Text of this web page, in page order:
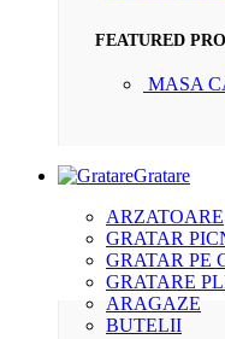
FEATURED
MASA
Gratare
ARZATOARE
GRATAR
GRATAR PE
GRATARE
ARAGAZE
BUTELII